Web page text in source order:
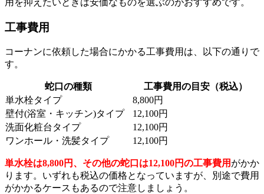
用を抑えたいときは安価なものを選ぶのがおすすめです。
工事費用
コーナンに依頼した場合にかかる工事費用は、以下の通りで
す。
蛇口の種類
工事費用の目安（税込）
単水栓タイプ
8,800円
壁付(浴室・キッチン)タイプ
12,100円
洗面化粧台タイプ
12,100円
ワンホール・洗髪タイプ
12,100円
単水栓は8,800円、その他の蛇口は12,100円の工事費用 がかか
ります。いずれも税込の価格となっていますが、別途で費用
がかかるケースもあるので注意しましょう。